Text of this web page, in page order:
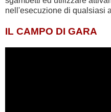
nell'esecuzione di qualsiasi
IL CAMPO DI GARA